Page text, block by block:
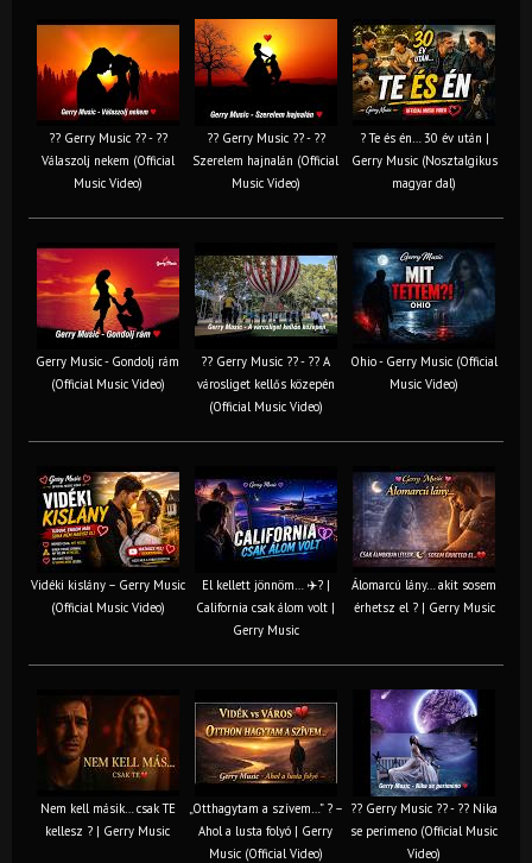
?? Gerry Music ?? - ??
Válaszolj nekem (Official
Music Video)
?? Gerry Music ?? - ??
Szerelem hajnalán (Official
Music Video)
? Te és én… 30 év után |
Gerry Music (Nosztalgikus
magyar dal)
Gerry Music - Gondolj rám
(Official Music Video)
?? Gerry Music ?? - ?? A
városliget kellős közepén
(Official Music Video)
Ohio - Gerry Music (Official
Music Video)
Vidéki kislány – Gerry Music
(Official Music Video)
El kellett jönnöm… ✈️? |
California csak álom volt |
Gerry Music
Álomarcú lány… akit sosem
érhetsz el ? | Gerry Music
Nem kell másik… csak TE
kellesz ? | Gerry Music
„Otthagytam a szívem…” ? –
Ahol a lusta folyó | Gerry
Music (Official Video)
?? Gerry Music ?? - ?? Nika
se perimeno (Official Music
Video)